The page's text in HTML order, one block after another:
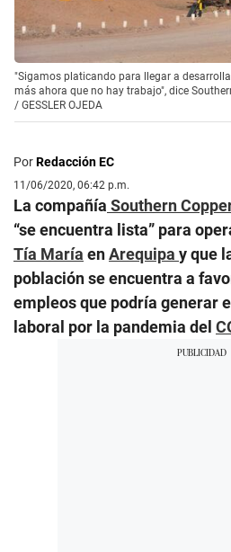
"Sigamos platicando para llegar a
más ahora que no hay trabajo", dice
/ GESSLER OJEDA
PorRedacción EC
11/06/2020, 06:42 p.m.
La compañía Southern
“se encuentra lista” para
Tía María enArequipa y que
población se encuentra a
empleos que podría generar
laboral por la pandemia del